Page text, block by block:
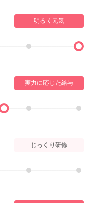
明るく元気
実力に応じた給与
じっくり研修